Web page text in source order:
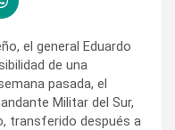
el general Eduardo
de una
pasada, el
Militar del Sur,
transferido después a